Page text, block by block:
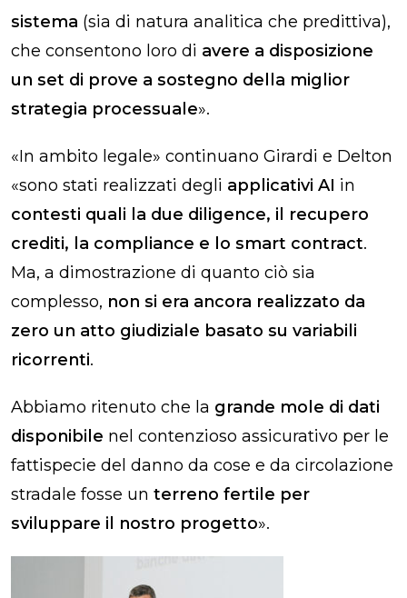
sistema (sia di natura analitica che predittiva),
che consentono loro di avere a disposizione
un set di prove a sostegno della miglior
strategia processuale».
«In ambito legale» continuano Girardi e Delton
«sono stati realizzati degli applicativi AI in
contesti quali la due diligence, il recupero
crediti, la compliance e lo smart contract.
Ma, a dimostrazione di quanto ciò sia
complesso, non si era ancora realizzato da
zero un atto giudiziale basato su variabili
ricorrenti.
Abbiamo ritenuto che la grande mole di dati
disponibile nel contenzioso assicurativo per le
fattispecie del danno da cose e da circolazione
stradale fosse un terreno fertile per
sviluppare il nostro progetto».